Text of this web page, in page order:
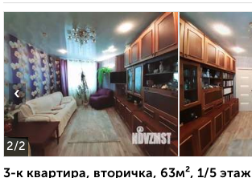
2/2
‹
3-к квартира, вторичка, 63м², 1/5 этаж